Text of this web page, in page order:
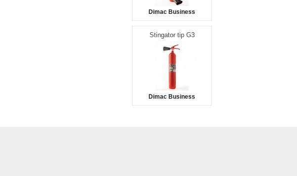
Dimac Business
Stingator tip G3
Dimac Business